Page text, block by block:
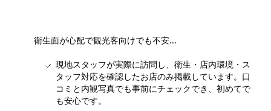
衛生面が心配で観光客向けでも不安...
現地スタッフが実際に訪問し、衛生・店内環境・ス
タッフ対応を確認したお店のみ掲載しています。口
コミと内観写真でも事前にチェックでき、初めてで
も安心です。